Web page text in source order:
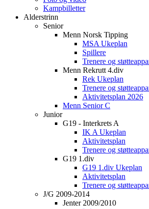
Kampbilletter
Alderstrinn
Senior
Menn Norsk Tipping
MSA Ukeplan
Spillere
Trenere og
Menn Rekrutt 4.div
Rek Ukeplan
Trenere og
Aktivitetsplan 2026
Menn Senior C
Junior
G19 - Interkrets A
IK A Ukeplan
Aktivitetsplan
Trenere og
G19 1.div
G19 1.div Ukeplan
Aktivitetsplan
Trenere og
J/G 2009-2014
Jenter 2009/2010